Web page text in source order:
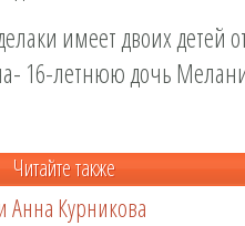
имеет двоих детей
16-летнюю дочь
Читайте также
Анна Курникова